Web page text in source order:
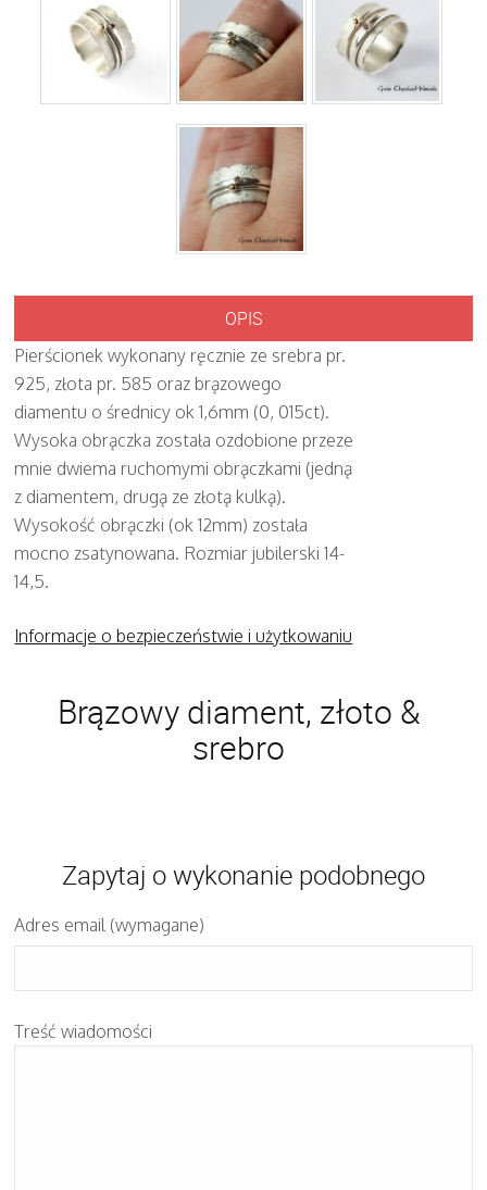
OPIS
Pierścionek wykonany ręcznie ze srebra pr.
925, złota pr. 585 oraz brązowego
diamentu o średnicy ok 1,6mm (0, 015ct).
Wysoka obrączka została ozdobione przeze
mnie dwiema ruchomymi obrączkami (jedną
z diamentem, drugą ze złotą kulką).
Wysokość obrączki (ok 12mm) została
mocno zsatynowana. Rozmiar jubilerski 14-
14,5.
Informacje o bezpieczeństwie i użytkowaniu
Brązowy diament, złoto &
srebro
Zapytaj o wykonanie podobnego
Adres email (wymagane)
Treść wiadomości